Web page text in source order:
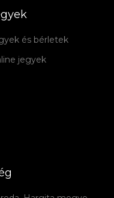
és bérletek
jegyek